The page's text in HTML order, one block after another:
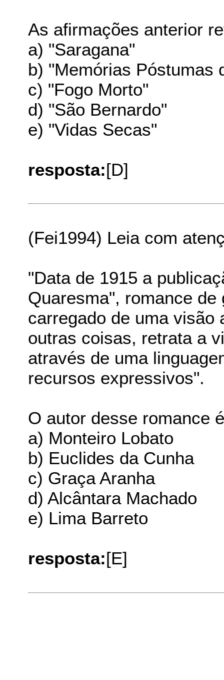
As afirmações anterior
a) "Saragana"
b) "Memórias Póstumas
c) "Fogo Morto"
d) "São Bernardo"
e) "Vidas Secas"
resposta:[D]
(Fei1994) Leia com
"Data de 1915 a
Quaresma", romance
carregado de uma visão
outras coisas, retrata a
através de uma
recursos expressivos".
O autor desse romance
a) Monteiro Lobato
b) Euclides da Cunha
c) Graça Aranha
d) Alcântara Machado
e) Lima Barreto
resposta:[E]